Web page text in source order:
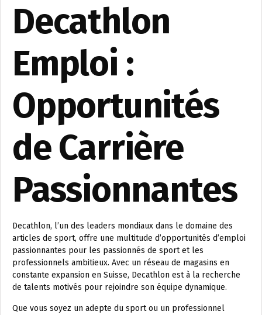
Decathlon
Emploi :
Opportunités
de Carrière
Passionnantes
Decathlon, l’un des leaders mondiaux dans le domaine des
articles de sport, offre une multitude d’opportunités d’emploi
passionnantes pour les passionnés de sport et les
professionnels ambitieux. Avec un réseau de magasins en
constante expansion en Suisse, Decathlon est à la recherche
de talents motivés pour rejoindre son équipe dynamique.
Que vous soyez un adepte du sport ou un professionnel